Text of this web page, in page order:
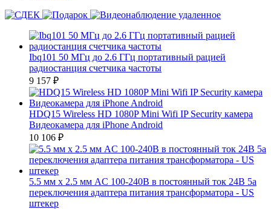
Ibq101 50 МГц до 2.6 ГГц портативный рацией
радиостанция счетчика частоты
9 157 ₽
HDQ15 Wireless HD 1080P Mini Wifi IP Security камера
Видеокамера для iPhone Android
10 106 ₽
5.5 мм х 2.5 мм AC 100-240В в постоянный ток 24В 5а
переключения адаптера питания трансформатора - US
штекер